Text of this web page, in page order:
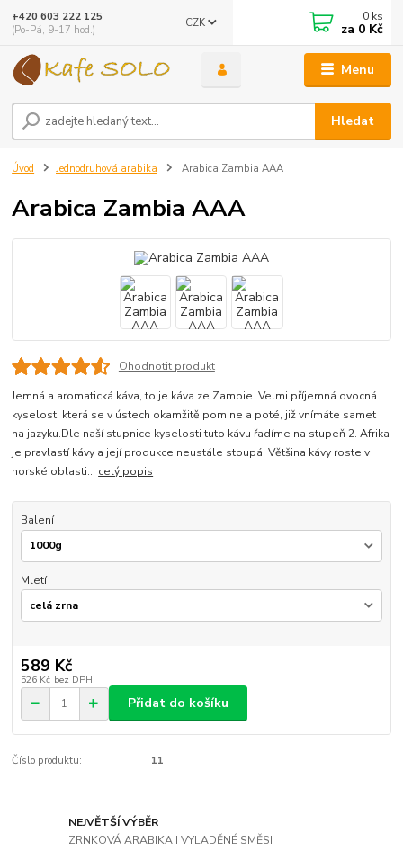
Menu
CZK
Hledat
+420 603 222 125
(Po-Pá, 9-17 hod.)
0 ks
za 0 Kč
Úvod Jednodruhová arabika Arabica Zambia AAA
Arabica Zambia AAA
Ohodnotit produkt
Jemná a aromatická káva, to je káva ze Zambie. Velmi příjemná ovocná
kyselost, která se v ústech okamžitě pomine a poté, již vnímáte samet
na jazyku.Dle naší stupnice kyselosti tuto kávu řadíme na stupeň 2. Afrika
je pravlastí kávy a její produkce neustále stoupá. Většina kávy roste v
horské oblasti... celý popis
Balení
Mletí
589 Kč
526 Kč bez DPH
Přidat do košíku
Číslo produktu: 11
NEJVĚTŠÍ VÝBĚR
ZRNKOVÁ ARABIKA I VYLADĚNÉ SMĚSI